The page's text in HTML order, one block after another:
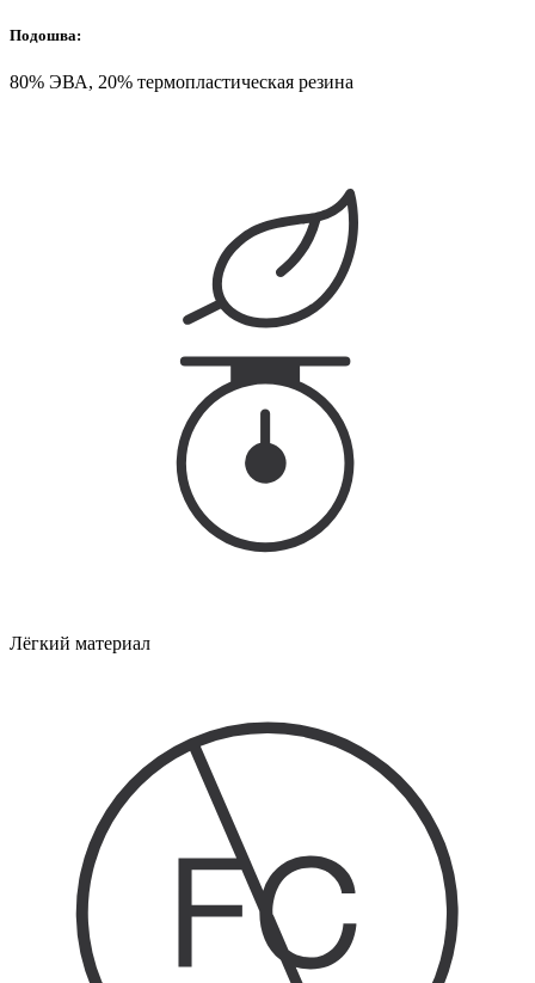
Подошва:
80% ЭВА, 20% термопластическая резина
Лёгкий материал